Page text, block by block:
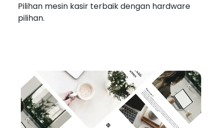
Pilihan mesin kasir terbaik dengan hardware
pilihan.